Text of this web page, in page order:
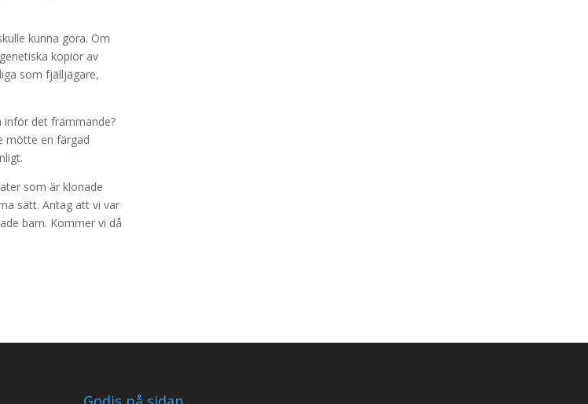
kunna göra. Om
kopior av
som fjälljägare,
inför det främmande?
mötte en färgad
som är klonade
sätt. Antag att vi var
barn. Kommer vi då